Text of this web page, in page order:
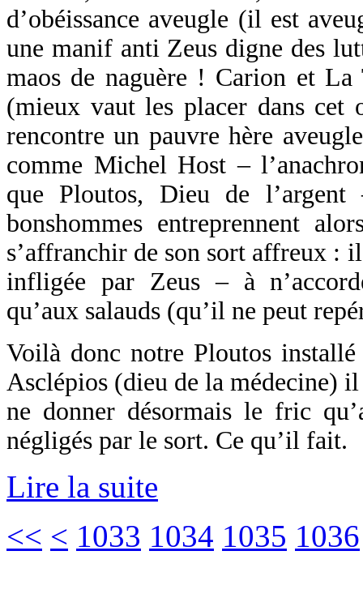
d’obéissance aveugle (il est
une manif anti Zeus digne des
maos de naguère ! Carion et La
(mieux vaut les placer dans cet
rencontre un pauvre hère
comme Michel Host –
que Ploutos, Dieu de
bonshommes entreprennent
s’affranchir de son sort affreux :
infligée par Zeus – à
qu’aux salauds (qu’il ne peut
Voilà donc notre Ploutos
Asclépios (dieu de la médecine)
ne donner désormais le fric
négligés par le sort. Ce qu’il fait.
Lire la suite
<< < 1033 1034 1035 1036